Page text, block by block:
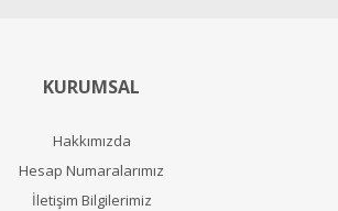
KURUMSAL
Hakkımızda
Hesap Numaralarımız
İletişim Bilgilerimiz